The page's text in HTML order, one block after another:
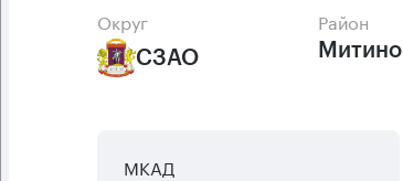
Округ
СЗАО
Район
Митино
МКАД